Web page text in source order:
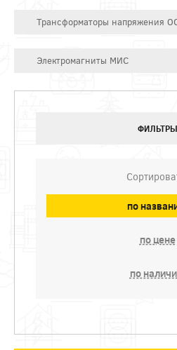
Трансформаторы напряжения
Электромагниты МИС
ФИЛЬТРЫ
по
по цене
по